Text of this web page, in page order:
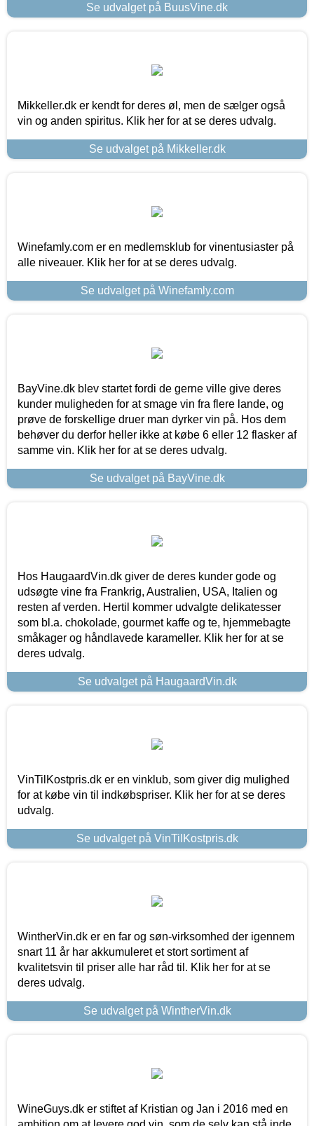
Se udvalget på BuusVine.dk
Mikkeller.dk er kendt for deres øl, men de sælger også
vin og anden spiritus. Klik her for at se deres udvalg.
Se udvalget på Mikkeller.dk
Winefamly.com er en medlemsklub for vinentusiaster på
alle niveauer. Klik her for at se deres udvalg.
Se udvalget på Winefamly.com
BayVine.dk blev startet fordi de gerne ville give deres
kunder muligheden for at smage vin fra flere lande, og
prøve de forskellige druer man dyrker vin på. Hos dem
behøver du derfor heller ikke at købe 6 eller 12 flasker af
samme vin. Klik her for at se deres udvalg.
Se udvalget på BayVine.dk
Hos HaugaardVin.dk giver de deres kunder gode og
udsøgte vine fra Frankrig, Australien, USA, Italien og
resten af verden. Hertil kommer udvalgte delikatesser
som bl.a. chokolade, gourmet kaffe og te, hjemmebagte
småkager og håndlavede karameller. Klik her for at se
deres udvalg.
Se udvalget på HaugaardVin.dk
VinTilKostpris.dk er en vinklub, som giver dig mulighed
for at købe vin til indkøbspriser. Klik her for at se deres
udvalg.
Se udvalget på VinTilKostpris.dk
WintherVin.dk er en far og søn-virksomhed der igennem
snart 11 år har akkumuleret et stort sortiment af
kvalitetsvin til priser alle har råd til. Klik her for at se
deres udvalg.
Se udvalget på WintherVin.dk
WineGuys.dk er stiftet af Kristian og Jan i 2016 med en